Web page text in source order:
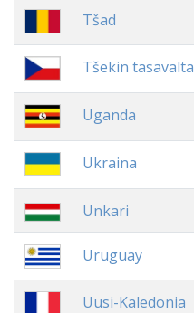
Tšad
Tšekin tasavalta
Uganda
Ukraina
Unkari
Uruguay
Uusi-Kaledonia